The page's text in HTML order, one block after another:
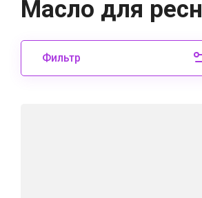
Масло для
Фильтр